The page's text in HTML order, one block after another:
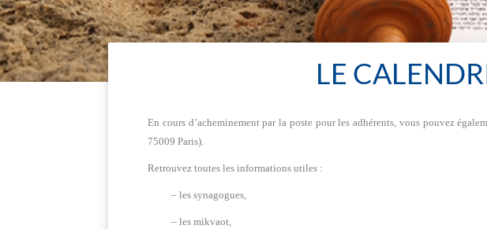
LE
En cours d’acheminement par la poste pour les adhérents, vous pouvez
75009 Paris).
Retrouvez toutes les informations utiles :
– les synagogues,
– les mikvaot,